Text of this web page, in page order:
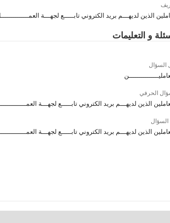
الذين لديهـــم بريد الكتروني تابـــــع لجهـــة
و التعليمات
السؤال
الحرفي
الذين لديهـــم بريد الكتروني تابـــــع لجهـــة
السؤال
الذين لديهـــم بريد الكتروني تابـــــع لجهـــة